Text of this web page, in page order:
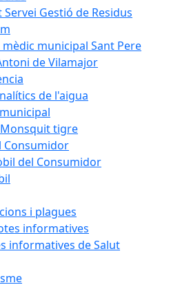
Servei Gestió de Residus
municipal Sant Pere
de Vilamajor
de l'aigua
tigre
Consumidor
del Consumidor
i plagues
informatives
informatives de Salut